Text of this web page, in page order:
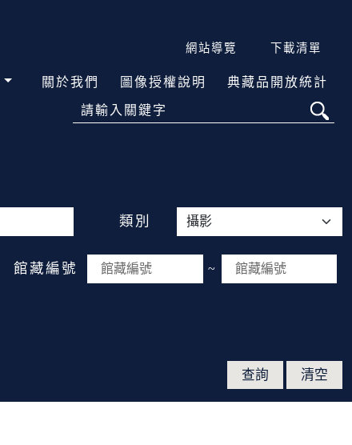
網站導覽 下載清單
關於我們 圖像授權說明 典藏品開放統計
請輸入關鍵字
類別
館藏編號 ~